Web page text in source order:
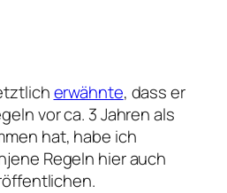
erwähnte, dass er
vor ca. 3 Jahren als
hat, habe ich
Regeln hier auch